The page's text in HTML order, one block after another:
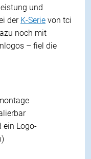
und
der K-Serie von tci
noch mit
– fiel die
ein Logo-